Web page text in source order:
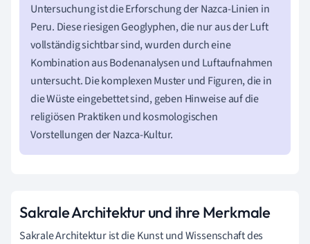
Untersuchung ist die Erforschung der Nazca-Linien in
Peru. Diese riesigen Geoglyphen, die nur aus der Luft
vollständig sichtbar sind, wurden durch eine
Kombination aus Bodenanalysen und Luftaufnahmen
untersucht. Die komplexen Muster und Figuren, die in
die Wüste eingebettet sind, geben Hinweise auf die
religiösen Praktiken und kosmologischen
Vorstellungen der Nazca-Kultur.
Sakrale Architektur und ihre Merkmale
Sakrale Architektur ist die Kunst und Wissenschaft des